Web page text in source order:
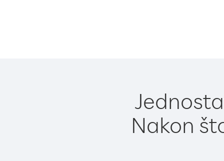
Nakon